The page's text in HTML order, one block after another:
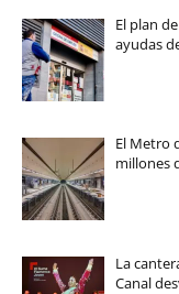
El plan
ayudas
El Metro
millones
La
Canal